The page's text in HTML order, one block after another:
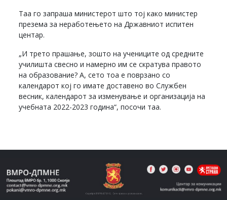
Таа го запраша министерот што тој како министер
презема за неработењето на Државниот испитен
центар.
„И трето прашање, зошто на учениците од средните
училишта свесно и намерно им се скратува правото
на образование? А, сето тоа е поврзано со
календарот кој го имате доставено во Службен
весник, календарот за изменување и организација на
учебната 2022-2023 година“, посочи таа.